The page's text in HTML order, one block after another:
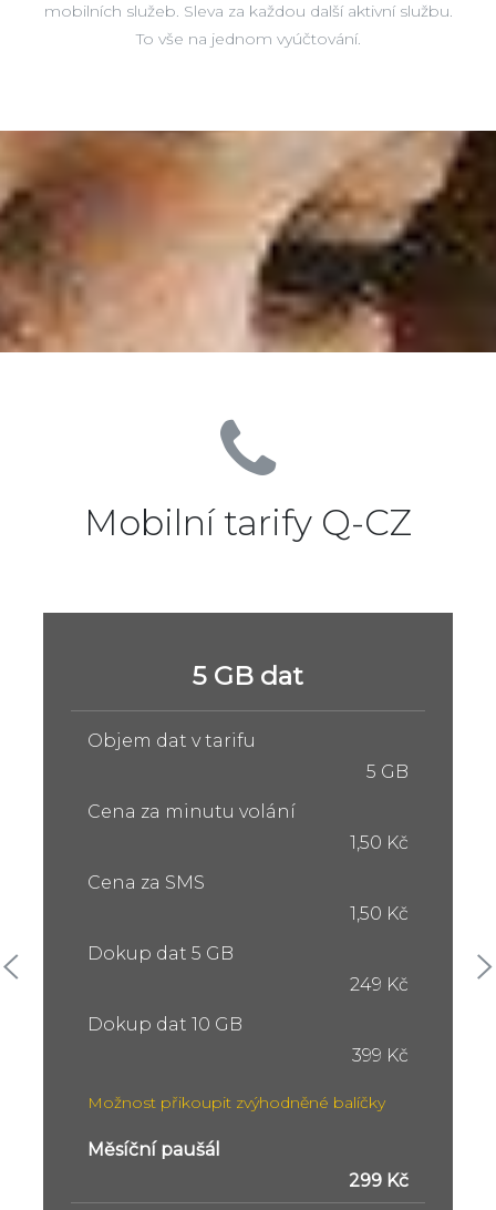
mobilních služeb. Sleva za každou další aktivní službu.
To vše na jednom vyúčtování.
Mobilní tarify Q-CZ
5 GB dat
Objem dat v tarifu
5 GB
Cena za minutu volání
1,50 Kč
Cena za SMS
1,50 Kč
Dokup dat 5 GB
249 Kč
Dokup dat 10 GB
399 Kč
Možnost přikoupit zvýhodněné balíčky
Měsíční paušál
299 Kč